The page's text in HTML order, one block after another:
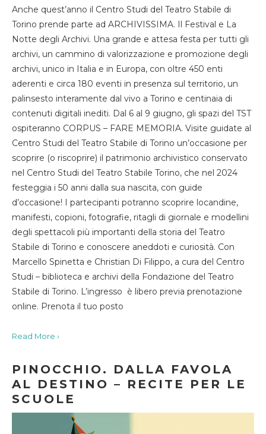
Anche quest’anno il Centro Studi del Teatro Stabile di
Torino prende parte ad ARCHIVISSIMA. Il Festival e La
Notte degli Archivi. Una grande e attesa festa per tutti gli
archivi, un cammino di valorizzazione e promozione degli
archivi, unico in Italia e in Europa, con oltre 450 enti
aderenti e circa 180 eventi in presenza sul territorio, un
palinsesto interamente dal vivo a Torino e centinaia di
contenuti digitali inediti. Dal 6 al 9 giugno, gli spazi del TST
ospiteranno CORPUS – FARE MEMORIA. Visite guidate al
Centro Studi del Teatro Stabile di Torino un’occasione per
scoprire (o riscoprire) il patrimonio archivistico conservato
nel Centro Studi del Teatro Stabile Torino, che nel 2024
festeggia i 50 anni dalla sua nascita, con guide
d’occasione! I partecipanti potranno scoprire locandine,
manifesti, copioni, fotografie, ritagli di giornale e modellini
degli spettacoli più importanti della storia del Teatro
Stabile di Torino e conoscere aneddoti e curiosità. Con
Marcello Spinetta e Christian Di Filippo, a cura del Centro
Studi – biblioteca e archivi della Fondazione del Teatro
Stabile di Torino. L’ingresso è libero previa prenotazione
online. Prenota il tuo posto
Read More ›
PINOCCHIO. DALLA FAVOLA
AL DESTINO – RECITE PER LE
SCUOLE